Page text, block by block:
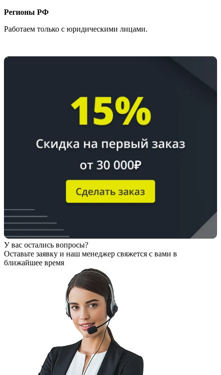
Регионы РФ
Работаем только с юридическими лицами.
У вас остались вопросы?
Оставьте заявку и наш менеджер свяжется с вами в
ближайшее время